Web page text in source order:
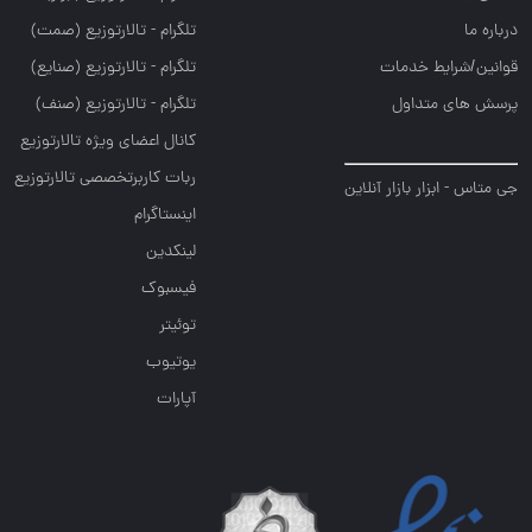
درباره ما
قوانین/شرایط خدمات
پرسش های متداول
جی متاس - ابزار بازار آنلاین
تلگرام - تالارتوزيع (صمت)
تلگرام - تالارتوزيع (صنايع)
تلگرام - تالارتوزیع (صنف)
کانال اعضای ویژه تالارتوزیع
ربات کاربرتخصصی تالارتوزیع
اینستاگرام
لینکدین
فیسبوک
توئیتر
یوتیوب
آپارات